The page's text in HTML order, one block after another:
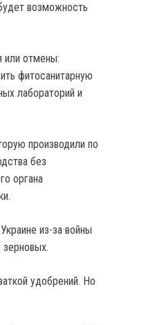
возможность
или отмены:
фитосанитарную
лабораторий и
производили по
без
органа
из-за войны
зерновых.
удобрений. Но